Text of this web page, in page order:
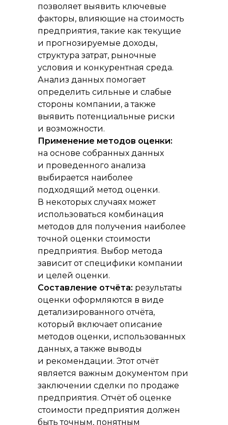
позволяет выявить ключевые
факторы, влияющие на стоимость
предприятия, такие как текущие
и прогнозируемые доходы,
структура затрат, рыночные
условия и конкурентная среда.
Анализ данных помогает
определить сильные и слабые
стороны компании, а также
выявить потенциальные риски
и возможности.
Применение методов оценки:
на основе собранных данных
и проведенного анализа
выбирается наиболее
подходящий метод оценки.
В некоторых случаях может
использоваться комбинация
методов для получения наиболее
точной оценки стоимости
предприятия. Выбор метода
зависит от специфики компании
и целей оценки.
Составление отчёта: результаты
оценки оформляются в виде
детализированного отчёта,
который включает описание
методов оценки, использованных
данных, а также выводы
и рекомендации. Этот отчёт
является важным документом при
заключении сделки по продаже
предприятия. Отчёт об оценке
стоимости предприятия должен
быть точным, понятным